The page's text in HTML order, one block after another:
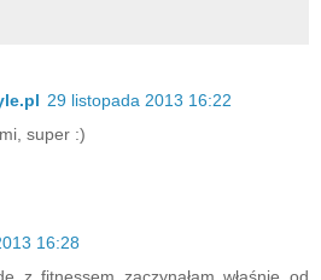
29 listopada 2013 16:22
super :)
16:28
z fitnessem zaczynałam właśnie od